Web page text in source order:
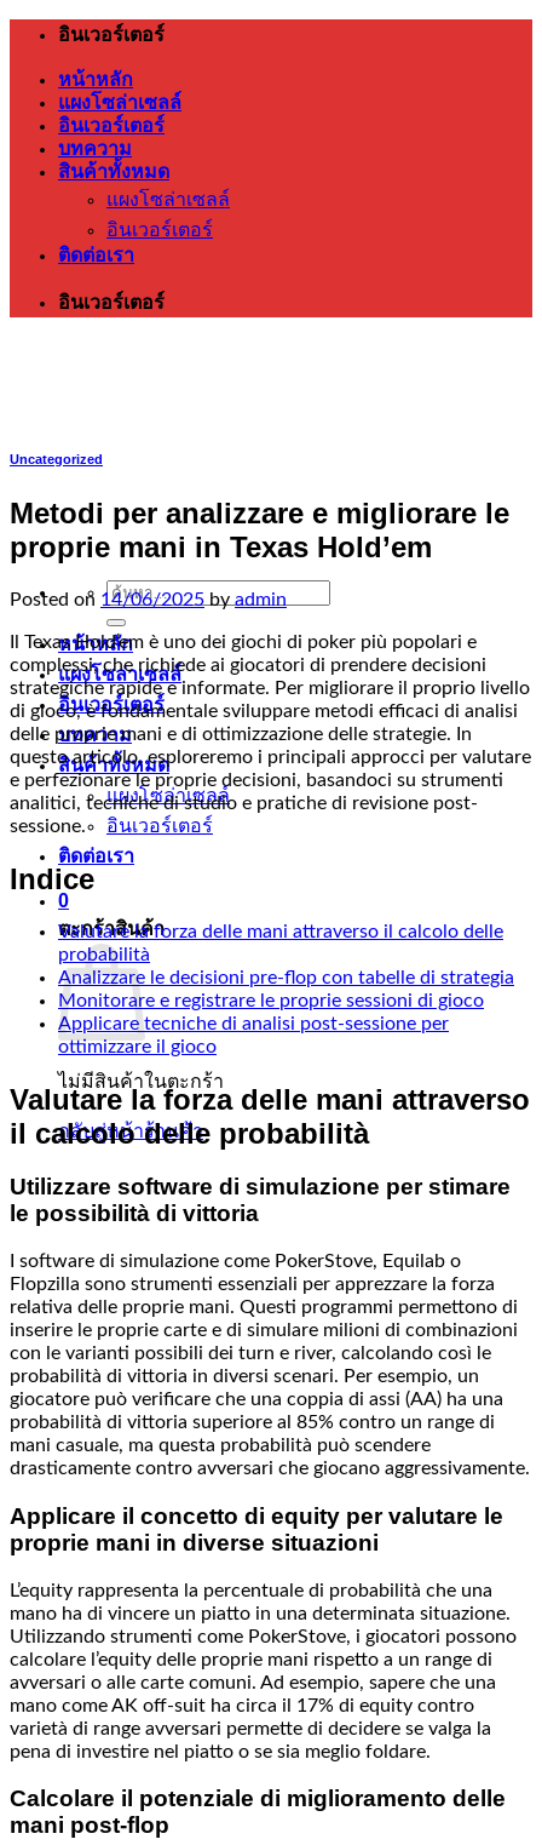
ข้าม
เนื้อหา
อินเวอร์เตอร์
หน้าหลัก
แผงโซล่าเซลล์
อินเวอร์เตอร์
บทความ
สินค้าทั้งหมด
แผงโซล่าเซลล์
อินเวอร์เตอร์
ติดต่อเรา
อินเวอร์เตอร์
ค้นหา:
หน้าหลัก
แผงโซล่าเซลล์
อินเวอร์เตอร์
บทความ
สินค้าทั้งหมด
แผงโซล่าเซลล์
อินเวอร์เตอร์
ติดต่อเรา
0
ตะกร้าสินค้า
ไม่มีสินค้าในตะกร้า
กลับสู่หน้าร้านค้า
Uncategorized
Metodi per analizzare e migliorare le
proprie mani in Texas Hold’em
Posted on 14/06/2025 by admin
Il Texas Hold’em è uno dei giochi di poker più popolari e
complessi, che richiede ai giocatori di prendere decisioni
strategiche rapide e informate. Per migliorare il proprio livello
di gioco, è fondamentale sviluppare metodi efficaci di analisi
delle proprie mani e di ottimizzazione delle strategie. In
questo articolo, esploreremo i principali approcci per valutare
e perfezionare le proprie decisioni, basandoci su strumenti
analitici, tecniche di studio e pratiche di revisione post-
sessione.
Indice
Valutare la forza delle mani attraverso il calcolo delle
probabilità
Analizzare le decisioni pre-flop con tabelle di strategia
Monitorare e registrare le proprie sessioni di gioco
Applicare tecniche di analisi post-sessione per
ottimizzare il gioco
Valutare la forza delle mani attraverso
il calcolo delle probabilità
Utilizzare software di simulazione per stimare
le possibilità di vittoria
I software di simulazione come PokerStove, Equilab o
Flopzilla sono strumenti essenziali per apprezzare la forza
relativa delle proprie mani. Questi programmi permettono di
inserire le proprie carte e di simulare milioni di combinazioni
con le varianti possibili dei turn e river, calcolando così le
probabilità di vittoria in diversi scenari. Per esempio, un
giocatore può verificare che una coppia di assi (AA) ha una
probabilità di vittoria superiore al 85% contro un range di
mani casuale, ma questa probabilità può scendere
drasticamente contro avversari che giocano aggressivamente.
Applicare il concetto di equity per valutare le
proprie mani in diverse situazioni
L’equity rappresenta la percentuale di probabilità che una
mano ha di vincere un piatto in una determinata situazione.
Utilizzando strumenti come PokerStove, i giocatori possono
calcolare l’equity delle proprie mani rispetto a un range di
avversari o alle carte comuni. Ad esempio, sapere che una
mano come AK off-suit ha circa il 17% di equity contro
varietà di range avversari permette di decidere se valga la
pena di investire nel piatto o se sia meglio foldare.
Calcolare il potenziale di miglioramento delle
mani post-flop